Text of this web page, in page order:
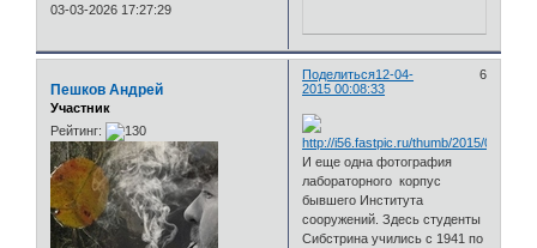
03-03-2026 17:27:29
Поделиться 6
12-04-
2015 00:08:33
Пешков Андрей
Участник
Рейтинг:
И еще одна фотография
лабораторного корпус
бывшего Института
сооружений. Здесь студенты
Сибстрина учились с 1941 по